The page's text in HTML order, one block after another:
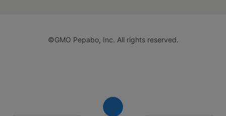
©GMO Pepabo, Inc. All rights reserved.